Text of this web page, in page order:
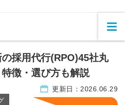
の採用代行(RPO)45社丸
徴・選び方も解説
更新日： 2026.06.29